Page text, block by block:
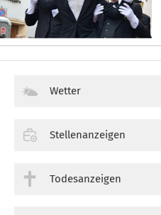
Wetter
Stellenanzeigen
Todesanzeigen